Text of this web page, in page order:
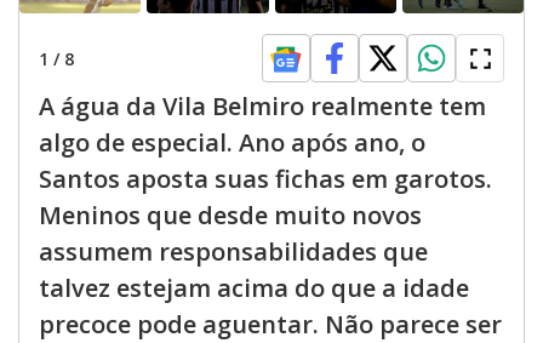
1 / 8
A água da Vila Belmiro realmente tem
algo de especial. Ano após ano, o
Santos aposta suas fichas em garotos.
Meninos que desde muito novos
assumem responsabilidades que
talvez estejam acima do que a idade
precoce pode aguentar. Não parece ser